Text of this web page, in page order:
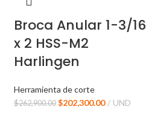
Broca Anular 1-3/16
x 2 HSS-M2
Harlingen
Herramienta de corte
$262,900.00 $202,300.00
UND